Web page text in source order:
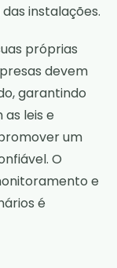
instalações.
próprias
devem
garantindo
leis e
um
O
e
é